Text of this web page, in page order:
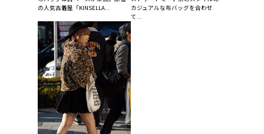
の人気古着屋「KINSELLA...
カジュアルな布バッグを合わせ
て...